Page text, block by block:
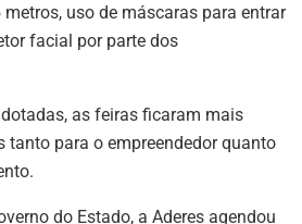
uso de máscaras para entrar
facial por parte dos
as feiras ficaram mais
tanto para o empreendedor quanto
do Estado, a Aderes agendou